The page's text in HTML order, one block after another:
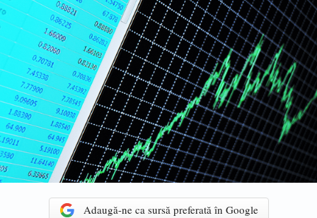
Adaugă-ne ca sursă preferată în Google